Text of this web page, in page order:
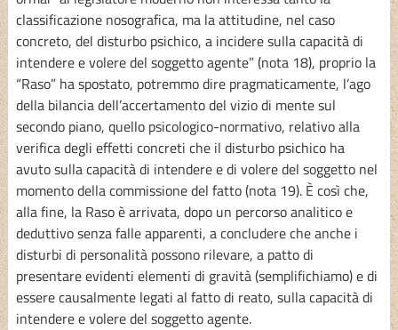
classificazione nosografica, ma la attitudine, nel caso
concreto, del disturbo psichico, a incidere sulla capacità di
intendere e volere del soggetto agente” (nota 18), proprio la
“Raso” ha spostato, potremmo dire pragmaticamente, l’ago
della bilancia dell’accertamento del vizio di mente sul
secondo piano, quello psicologico-normativo, relativo alla
verifica degli effetti concreti che il disturbo psichico ha
avuto sulla capacità di intendere e di volere del soggetto nel
momento della commissione del fatto (nota 19). È così che,
alla fine, la Raso è arrivata, dopo un percorso analitico e
deduttivo senza falle apparenti, a concludere che anche i
disturbi di personalità possono rilevare, a patto di
presentare evidenti elementi di gravità (semplifichiamo) e di
essere causalmente legati al fatto di reato, sulla capacità di
intendere e volere del soggetto agente.